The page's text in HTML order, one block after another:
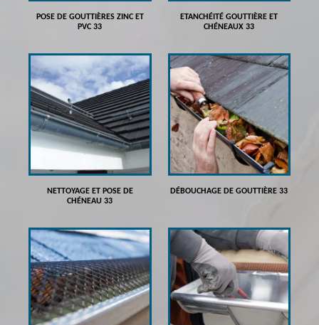
POSE DE GOUTTIÈRES ZINC ET
PVC 33
ETANCHÉITÉ GOUTTIÈRE ET
CHÉNEAUX 33
NETTOYAGE ET POSE DE
CHÉNEAU 33
DÉBOUCHAGE DE GOUTTIÈRE 33